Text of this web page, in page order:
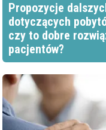
Propozycje
dotyczących
czy to dobre
pacjentów?